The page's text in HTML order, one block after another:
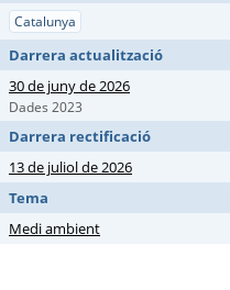
Catalunya
Darrera actualització
30 de juny de 2026
Dades 2023
Darrera rectificació
13 de juliol de 2026
Tema
Medi ambient